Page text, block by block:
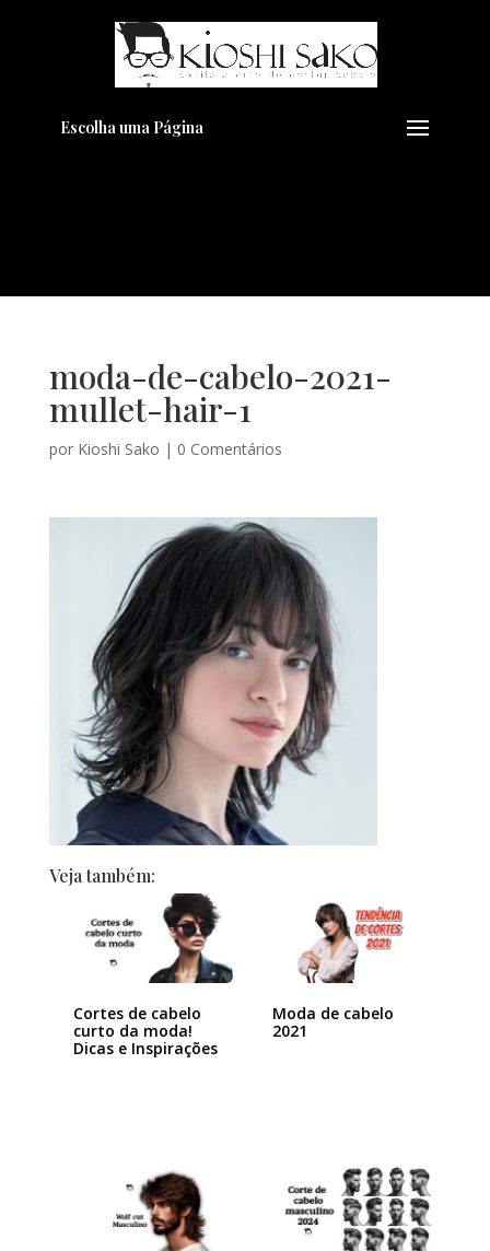
Escolha uma Página
moda-de-cabelo-2021-
mullet-hair-1
por Kioshi Sako | 0 Comentários
Veja também:
Cortes de cabelo
curto da moda!
Dicas e Inspirações
Moda de cabelo
2021
Pensando em transformar seu
Visual??